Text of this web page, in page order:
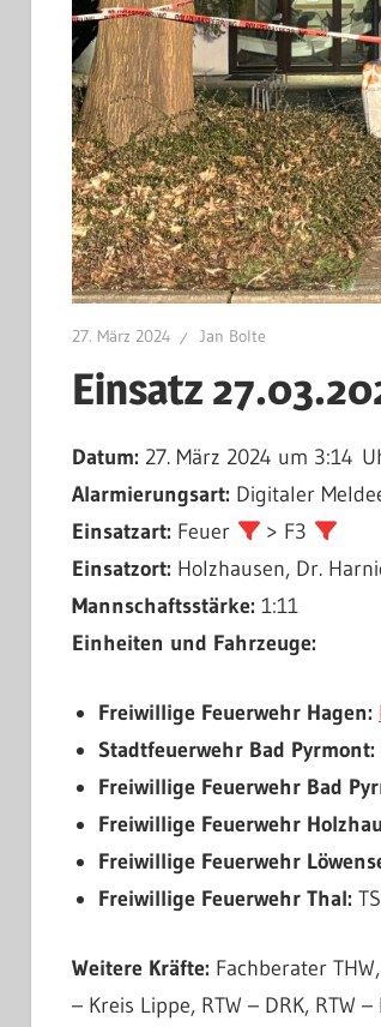
27. März 2024 Jan Bolte
Einsatz
Datum: 27. März 2024 um 3:14
Alarmierungsart: Digitaler
Einsatzart: Feuer
> F3
Einsatzort: Holzhausen, Dr.
Mannschaftsstärke: 1:11
Einheiten und Fahrzeuge:
Freiwillige Feuerwehr Hagen:
Stadtfeuerwehr Bad Pyrmont:
Freiwillige Feuerwehr Bad
Freiwillige Feuerwehr
Freiwillige Feuerwehr
Freiwillige Feuerwehr Thal:
Weitere Kräfte: Fachberater
– Kreis Lippe, RTW – DRK, RTW